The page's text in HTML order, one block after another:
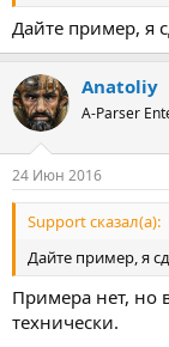
Дайте пример, я
Anatoliy
A-Parser
24 Июн 2016
Support сказал(а):
Дайте пример, я
Примера нет, но
технически.